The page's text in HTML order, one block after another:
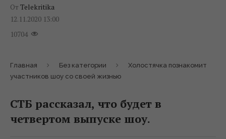
От Telekritika
12.11.2020 13:00
10704
Главная Без категории
Холостячка познакомит
участников шоу со своей жизнью
СТБ рассказал, что будет в
четвертом выпуске шоу.